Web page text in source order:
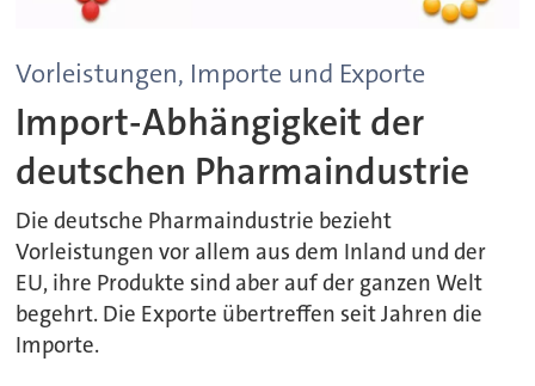
Vorleistungen, Importe und Exporte
Import-Abhängigkeit der
deutschen Pharmaindustrie
Die deutsche Pharmaindustrie bezieht
Vorleistungen vor allem aus dem Inland und der
EU, ihre Produkte sind aber auf der ganzen Welt
begehrt. Die Exporte übertreffen seit Jahren die
Importe.